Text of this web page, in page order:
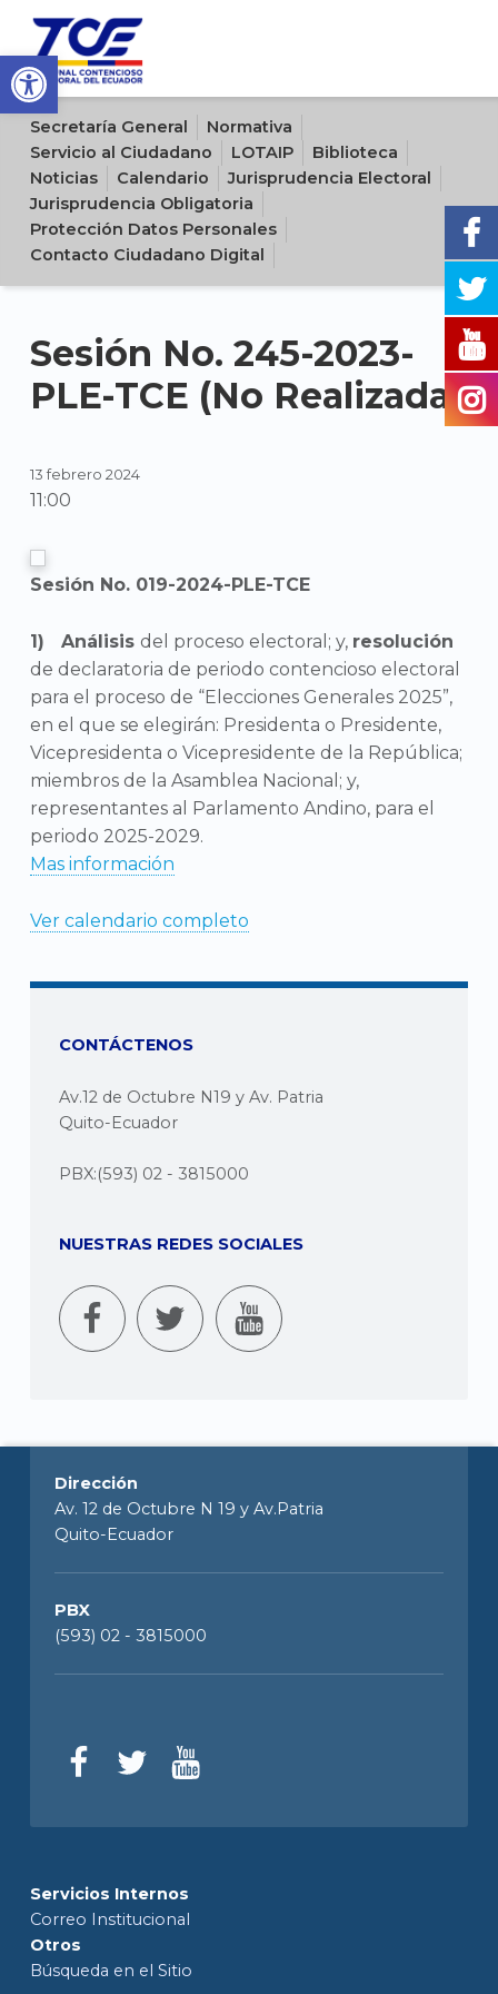
Open toolbar
Sitio oficial del Tribunal Contencioso Electoral del Ecuador
Secretaría General
Normativa
Servicio al Ciudadano
LOTAIP
Biblioteca
Noticias
Calendario
Jurisprudencia Electoral
Jurisprudencia Obligatoria
Protección Datos Personales
Contacto Ciudadano Digital
Sesión No. 245-2023-
PLE-TCE (No Realizada)
13 febrero 2024
11:00
Sesión No. 019-2024-PLE-TCE
Análisis del proceso electoral; y, resolución
de declaratoria de periodo contencioso electoral
para el proceso de “Elecciones Generales 2025”,
en el que se elegirán: Presidenta o Presidente,
Vicepresidenta o Vicepresidente de la República;
miembros de la Asamblea Nacional; y,
representantes al Parlamento Andino, para el
periodo 2025-2029.
Mas información
Ver calendario completo
CONTÁCTENOS
Av.12 de Octubre N19 y Av. Patria
Quito-Ecuador
PBX:(593) 02 - 3815000
NUESTRAS REDES SOCIALES
Dirección
Av. 12 de Octubre N 19 y Av.Patria
Quito-Ecuador
PBX
(593) 02 - 3815000
Servicios Internos
Correo Institucional
Otros
Búsqueda en el Sitio